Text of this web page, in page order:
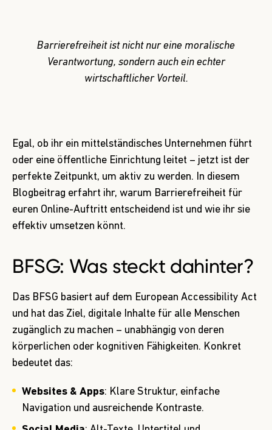
Barrierefreiheit ist nicht nur eine moralische
Verantwortung, sondern auch ein echter
wirtschaftlicher Vorteil.
Egal, ob ihr ein mittelständisches Unternehmen führt
oder eine öffentliche Einrichtung leitet – jetzt ist der
perfekte Zeitpunkt, um aktiv zu werden. In diesem
Blogbeitrag erfahrt ihr, warum Barrierefreiheit für
euren Online-Auftritt entscheidend ist und wie ihr sie
effektiv umsetzen könnt.
BFSG: Was steckt dahinter?
Das BFSG basiert auf dem European Accessibility Act
und hat das Ziel, digitale Inhalte für alle Menschen
zugänglich zu machen – unabhängig von deren
körperlichen oder kognitiven Fähigkeiten. Konkret
bedeutet das:
Websites & Apps: Klare Struktur, einfache
Navigation und ausreichende Kontraste.